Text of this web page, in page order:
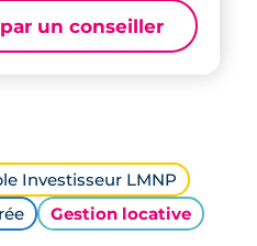
un conseiller
Investisseur LMNP
Gestion locative